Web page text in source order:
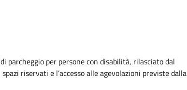
parcheggio per persone con disabilità, rilasciato dal
riservati e l’accesso alle agevolazioni previste dalla